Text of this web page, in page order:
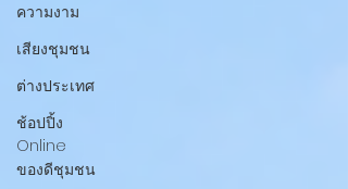
ความงาม
เสียงชุมชน
ต่างประเทศ
ช้อปปิ้ง
Online
ของดีชุมชน